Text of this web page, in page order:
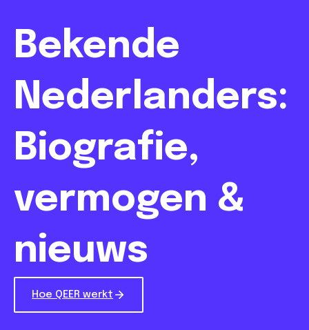
Bekende
Nederlanders:
Biografie,
vermogen &
nieuws
Hoe QEER werkt